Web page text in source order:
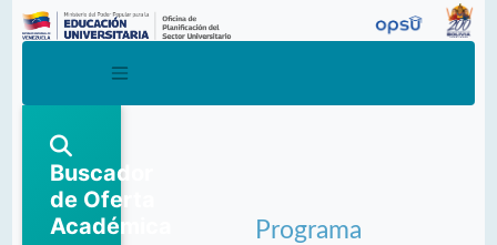
Buscador
de Oferta
Académica
Programa